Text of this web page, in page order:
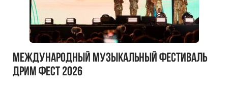
Международный музыкальный фестиваль
ДРИМ ФЕСТ 2026